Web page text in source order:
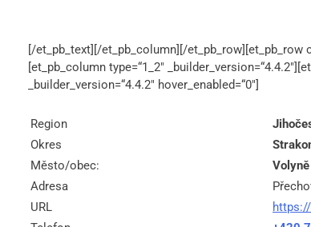
[/et_pb_text][/et_pb_column][/et_pb_row][et_pb_row
[et_pb_column type=“1_2″
_builder_version=“4.4.2″ hover_enabled=“0″]
Region
Okres
Město/obec:
Volyně
Adresa
URL